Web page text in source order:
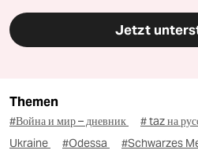
Jetzt
Themen
#Война и мир – дневник # taz на
Ukraine
#Odessa #Schwarzes